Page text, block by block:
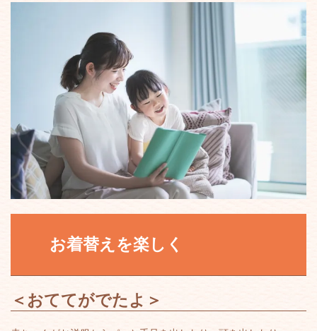
お着替えを楽しく
＜ おててがでたよ ＞